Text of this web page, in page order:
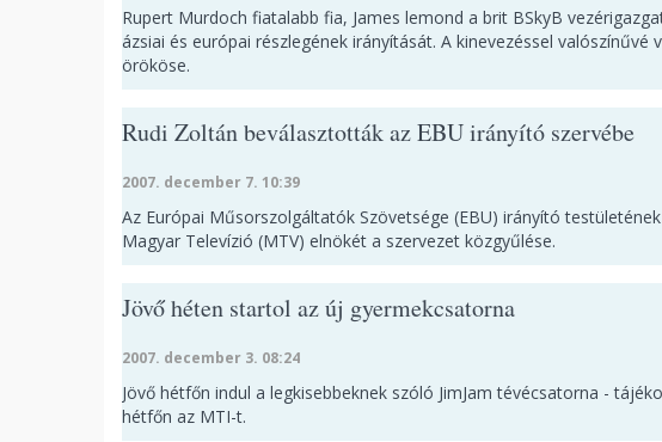
Rupert Murdoch fiatalabb fia, James lemond a brit BSkyB
ázsiai és európai részlegének irányítását. A kinevezéssel
örököse.
Rudi Zoltán beválasztották az EBU irányító szervébe
2007. december 7. 10:39
Az Európai Műsorszolgáltatók Szövetsége (EBU) irányító
Magyar Televízió (MTV) elnökét a szervezet közgyűlése.
Jövő héten startol az új gyermekcsatorna
2007. december 3. 08:24
Jövő hétfőn indul a legkisebbeknek szóló JimJam tévécsatorna -
hétfőn az MTI-t.